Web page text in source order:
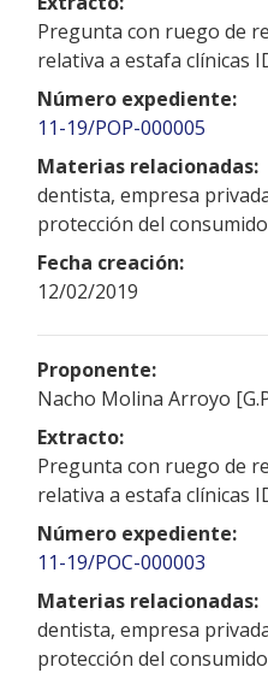
Pregunta con ruego de
relativa a estafa clínicas
Número expediente:
11-19/POP-000005
Materias relacionadas:
dentista, empresa
protección del
Fecha creación:
12/02/2019
Proponente:
Nacho Molina Arroyo
Extracto:
Pregunta con ruego de
relativa a estafa clínicas
Número expediente:
11-19/POC-000003
Materias relacionadas:
dentista, empresa
protección del